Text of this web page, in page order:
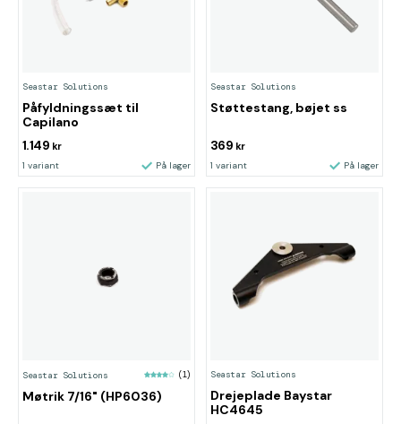
Seastar Solutions
Påfyldningssæt til
Capilano
1.149 kr
1 variant På lager
Seastar Solutions
Støttestang, bøjet ss
369 kr
1 variant På lager
Seastar Solutions (1)
Møtrik 7/16" (HP6036)
Seastar Solutions
Drejeplade Baystar
HC4645